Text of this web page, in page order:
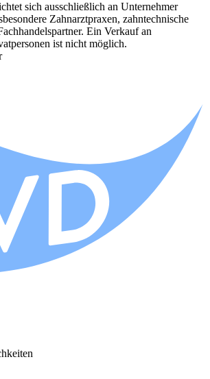
sich ausschließlich an Unternehmer
Zahnarztpraxen, zahntechnische
Ein Verkauf an
ist nicht möglich.